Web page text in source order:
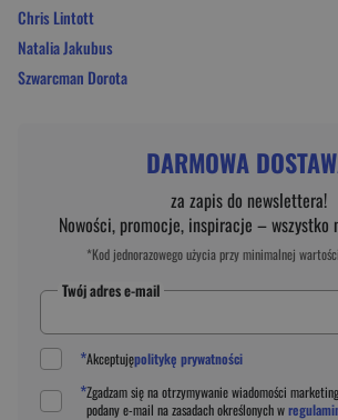
Chris Lintott
Natalia Jakubus
Szwarcman Dorota
DARMOWA
za zapis do newslettera!
Nowości, promocje, inspiracje – wszystko
*Kod jednorazowego użycia przy minimalnej
Twój adres e-mail
*Akceptujępolitykę prywatności
*Zgadzam się na otrzymywanie wiadomości
podanye-mail na zasadach określonych w